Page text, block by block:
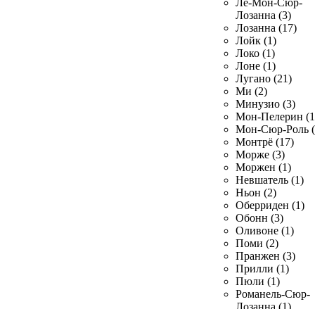
Ле-Мон-Сюр-
Лозанна (3)
Лозанна (17)
Лойк (1)
Локо (1)
Лоне (1)
Лугано (21)
Ми (2)
Минузио (3)
Мон-Пелерин
Мон-Сюр-Роль
Монтрё (17)
Морже (3)
Моржен (1)
Невшатель (1)
Ньон (2)
Оберриден (1)
Обонн (3)
Оливоне (1)
Поми (2)
Пранжен (3)
Прилли (1)
Пюли (1)
Романель-Сюр-
Лозанна (1)